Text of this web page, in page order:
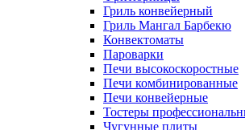
Гриль конвейерный
Гриль Мангал Барбекю
Конвектоматы
Пароварки
Печи высокоскоростные
Печи комбинированные
Печи конвейерные
Тостеры
Чугунные плиты